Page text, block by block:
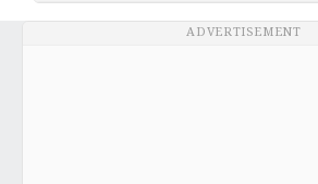
ADVERTISEMENT